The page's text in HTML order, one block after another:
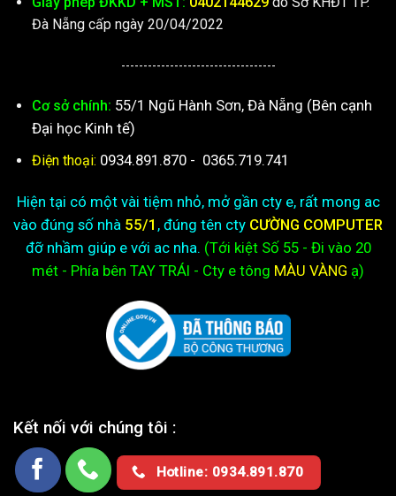
Đà Nẵng cấp ngày 20/04/2022
-----------------------------------
Cơ sở chính: 55/1 Ngũ Hành Sơn, Đà Nẵng (Bên cạnh
Đại học Kinh tế)
Điện thoại: 0934.891.870 - 0365.719.741
Hiện tại có một vài tiệm nhỏ, mở gần cty e, rất mong ac
vào đúng số nhà 55/1 , đúng tên cty CƯỜNG COMPUTER
đỡ nhầm giúp e với ac nha. (Tới kiệtSố 55 - Đi vào 20
mét - Phía bên TAY TRÁI - Cty e tông MÀU VÀNG ạ)
Kết nối với chúng tôi :
Hotline: 0934.891.870